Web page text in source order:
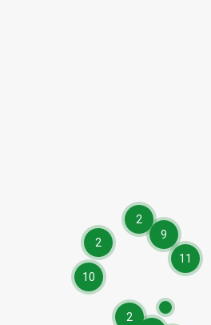
10
11
2
9
2
2